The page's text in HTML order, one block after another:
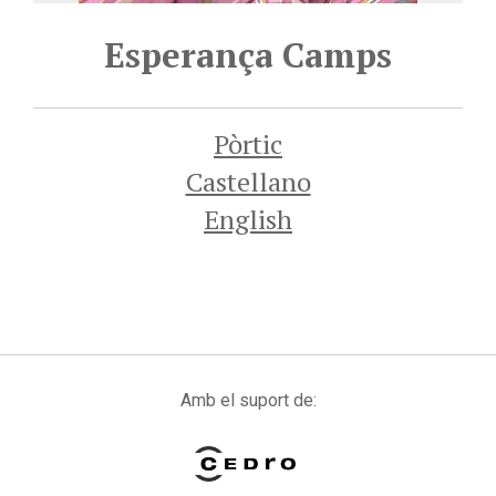
Esperança Camps
Pòrtic
Castellano
English
Amb el suport de: